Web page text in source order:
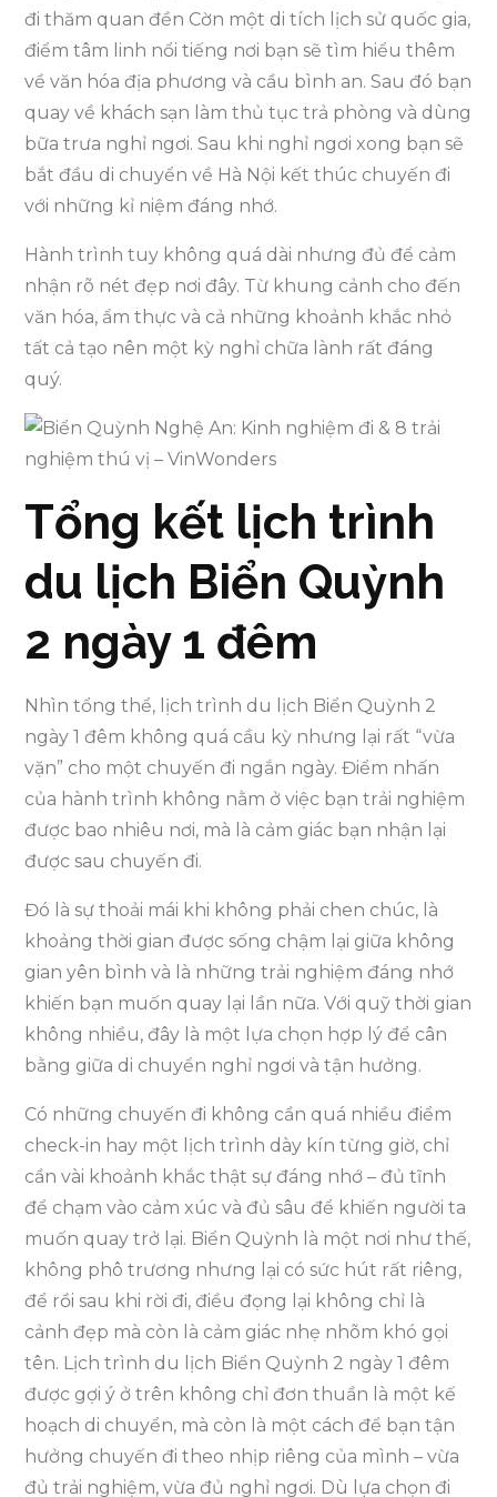
đi thăm quan đền Cờn một di tích lịch sử quốc gia,
điểm tâm linh nổi tiếng nơi bạn sẽ tìm hiểu thêm
về văn hóa địa phương và cầu bình an. Sau đó bạn
quay về khách sạn làm thủ tục trả phòng và dùng
bữa trưa nghỉ ngơi. Sau khi nghỉ ngơi xong bạn sẽ
bắt đầu di chuyển về Hà Nội kết thúc chuyến đi
với những kỉ niệm đáng nhớ.
Hành trình tuy không quá dài nhưng đủ để cảm
nhận rõ nét đẹp nơi đây. Từ khung cảnh cho đến
văn hóa, ẩm thực và cả những khoảnh khắc nhỏ
tất cả tạo nên một kỳ nghỉ chữa lành rất đáng
quý.
Tổng kết lịch trình
du lịch Biển Quỳnh
2 ngày 1 đêm
Nhìn tổng thể, lịch trình du lịch Biển Quỳnh 2
ngày 1 đêm không quá cầu kỳ nhưng lại rất “vừa
vặn” cho một chuyến đi ngắn ngày. Điểm nhấn
của hành trình không nằm ở việc bạn trải nghiệm
được bao nhiêu nơi, mà là cảm giác bạn nhận lại
được sau chuyến đi.
Đó là sự thoải mái khi không phải chen chúc, là
khoảng thời gian được sống chậm lại giữa không
gian yên bình và là những trải nghiệm đáng nhớ
khiến bạn muốn quay lại lần nữa. Với quỹ thời gian
không nhiều, đây là một lựa chọn hợp lý để cân
bằng giữa di chuyển nghỉ ngơi và tận hưởng.
Có những chuyến đi không cần quá nhiều điểm
check-in hay một lịch trình dày kín từng giờ, chỉ
cần vài khoảnh khắc thật sự đáng nhớ – đủ tĩnh
để chạm vào cảm xúc và đủ sâu để khiến người ta
muốn quay trở lại. Biển Quỳnh là một nơi như thế,
không phô trương nhưng lại có sức hút rất riêng,
để rồi sau khi rời đi, điều đọng lại không chỉ là
cảnh đẹp mà còn là cảm giác nhẹ nhõm khó gọi
tên. Lịch trình du lịch Biển Quỳnh 2 ngày 1 đêm
được gợi ý ở trên không chỉ đơn thuần là một kế
hoạch di chuyển, mà còn là một cách để bạn tận
hưởng chuyến đi theo nhịp riêng của mình – vừa
đủ trải nghiệm, vừa đủ nghỉ ngơi. Dù lựa chọn đi